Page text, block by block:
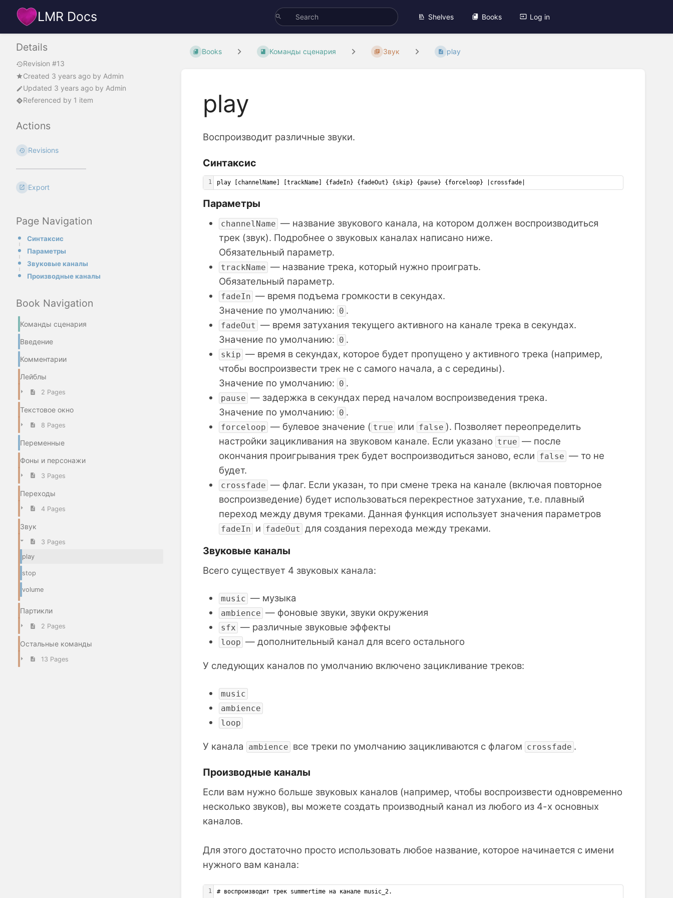
LMR Docs Shelves Books Log in
Details
Revision #13
Created 3 years ago by Admin
Updated 3 years ago by Admin
Referenced by 1 item
Actions
Revisions
Export
Page Navigation
Синтаксис
Параметры
Звуковые каналы
Производные каналы
Book Navigation
Команды сценария
Введение
Комментарии
Лейблы
2 Pages
Текстовое окно
8 Pages
Переменные
Фоны и персонажи
3 Pages
Переходы
4 Pages
Звук
3 Pages
play
stop
volume
Партикли
2 Pages
Остальные команды
13 Pages
Books Команды сценария Звук play
play
Воспроизводит различные звуки.
Синтаксис
1 play [channelName] [trackName] {fadeIn} {fadeOut} {skip} {pause} {forceloop} |crossfade|
Параметры
channelName — название звукового канала, на котором должен воспроизводиться
трек (звук). Подробнее о звуковых каналах написано ниже.
Обязательный параметр.
trackName — название трека, который нужно проиграть.
Обязательный параметр.
fadeIn — время подъема громкости в секундах.
Значение по умолчанию: 0 .
fadeOut — время затухания текущего активного на канале трека в секундах.
Значение по умолчанию: 0 .
skip — время в секундах, которое будет пропущено у активного трека (например,
чтобы воспроизвести трек не с самого начала, а с середины).
Значение по умолчанию: 0 .
pause — задержка в секундах перед началом воспроизведения трека.
Значение по умолчанию: 0 .
forceloop — булевое значение ( true или false ). Позволяет переопределить
настройки зацикливания на звуковом канале. Если указано true — после
окончания проигрывания трек будет воспроизводиться заново, если false — то не
будет.
crossfade — флаг. Если указан, то при смене трека на канале (включая повторное
воспроизведение) будет использоваться перекрестное затухание, т.е. плавный
переход между двумя треками. Данная функция использует значения параметров
fadeIn и fadeOut для создания перехода между треками.
Звуковые каналы
Всего существует 4 звуковых канала:
music — музыка
ambience — фоновые звуки, звуки окружения
sfx — различные звуковые эффекты
loop — дополнительный канал для всего остального
У следующих каналов по умолчанию включено зацикливание треков:
music
ambience
loop
У канала ambience все треки по умолчанию зацикливаются с флагом crossfade .
Производные каналы
Если вам нужно больше звуковых каналов (например, чтобы воспроизвести одновременно
несколько звуков), вы можете создать производный канал из любого из 4-х основных
каналов.
Для этого достаточно просто использовать любое название, которое начинается с имени
нужного вам канала:
1
# воспроизводит трек summertime на канале music_2.